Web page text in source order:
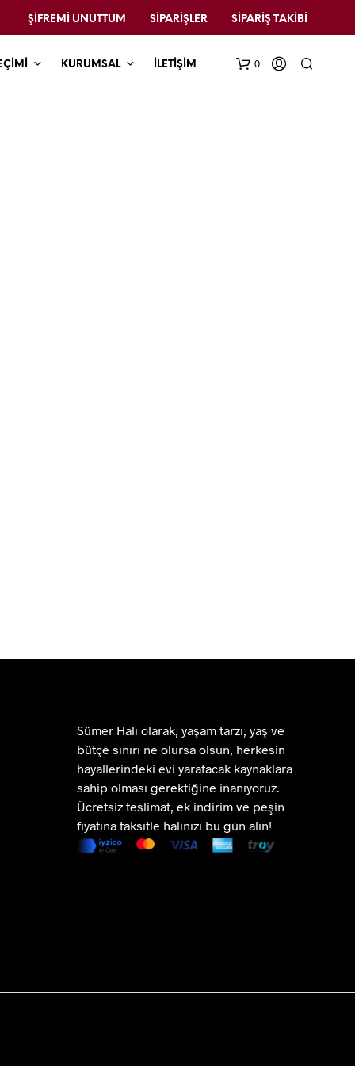
ŞIFREMI UNUTTUM SIPARIŞLER SIPARIŞ TAKIBI
KURUMSAL İLETİŞİM 0
Sümer Halı olarak, yaşam tarzı, yaş ve
bütçe sınırı ne olursa olsun, herkesin
hayallerindeki evi yaratacak kaynaklara
sahip olması gerektiğine inanıyoruz.
Ücretsiz teslimat, ek indirim ve peşin
fiyatına taksitle halınızı bu gün alın!